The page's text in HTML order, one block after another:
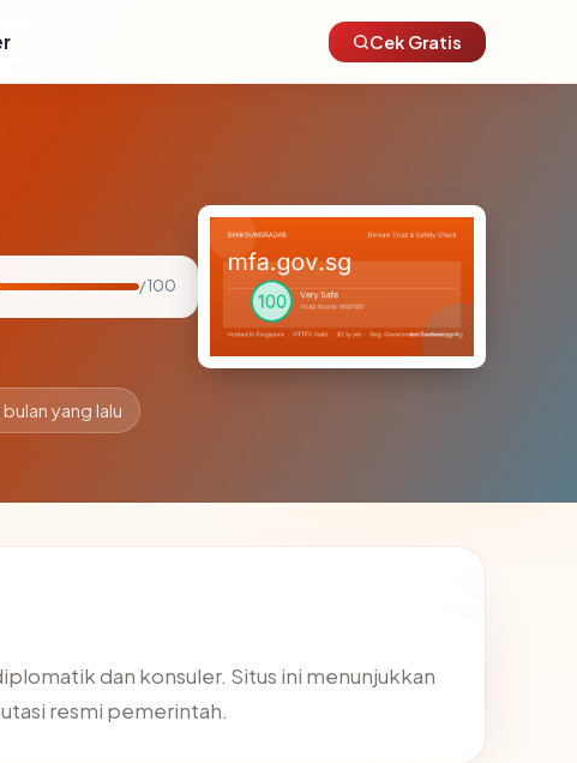
Cek Gratis
/ 100
bulan yang lalu
dan konsuler. Situs ini menunjukkan
resmi pemerintah.